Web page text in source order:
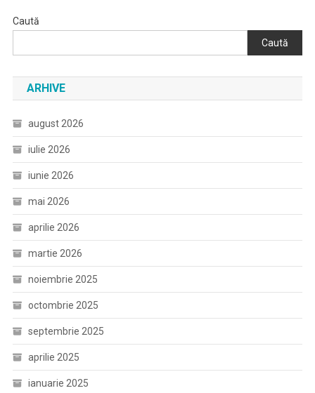
Caută
Caută
ARHIVE
august 2026
iulie 2026
iunie 2026
mai 2026
aprilie 2026
martie 2026
noiembrie 2025
octombrie 2025
septembrie 2025
aprilie 2025
ianuarie 2025